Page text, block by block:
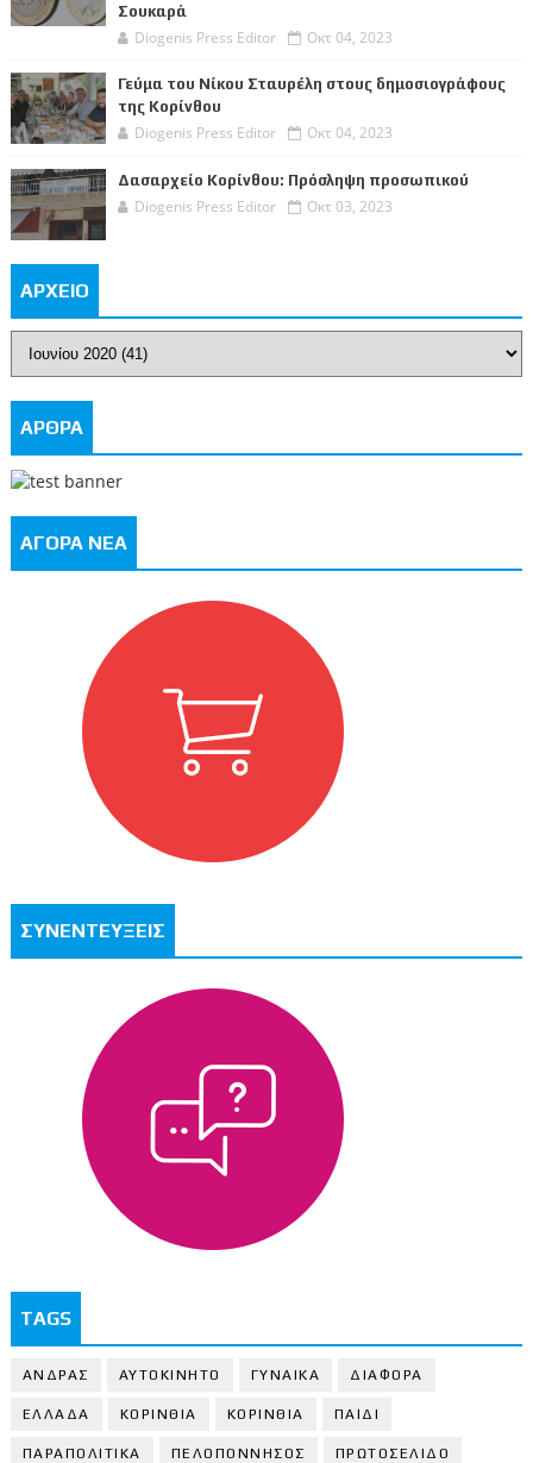
Σουκαρά
Diogenis Press Editor Οκτ 04, 2023
Γεύμα του Νίκου Σταυρέλη στους δημοσιογράφους
της Κορίνθου
Diogenis Press Editor Οκτ 04, 2023
Δασαρχείο Κορίνθου: Πρόσληψη προσωπικού
Diogenis Press Editor Οκτ 03, 2023
ΑΡΧΕΙΟ
ΑΡΘΡΑ
ΑΓΟΡΑ ΝΕΑ
ΣΥΝΕΝΤΕΥΞΕΙΣ
TAGS
ΑΝΔΡΑΣ ΑΥΤΟΚΙΝΗΤΟ ΓΥΝΑΙΚΑ ΔΙΑΦΟΡΑ
ΕΛΛΑΔΑ ΚΟΡΙΝΘΙΑ ΚΟΡΙΝΘΙA ΠΑΙΔΙ
ΠΑΡΑΠΟΛΙΤΙΚΑ ΠΕΛΟΠΟΝΝΗΣΟΣ ΠΡΩΤΟΣΕΛΙΔΟ